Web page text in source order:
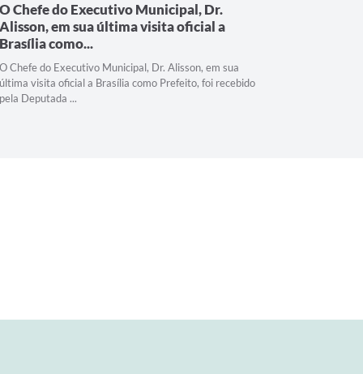
O Chefe do Executivo Municipal, Dr.
Alisson, em sua última visita oficial a
Brasília como...
O Chefe do Executivo Municipal, Dr. Alisson, em sua
última visita oficial a Brasília como Prefeito, foi recebido
pela Deputada ...